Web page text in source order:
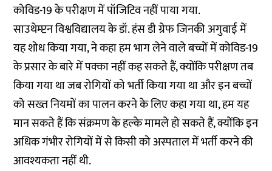
कोविड-19 के परीक्षण में पॉजिटिव नहीं पाया गया.
साउथेम्प्टन विश्वविद्यालय के डॉ. हंस डी ग्रेफ जिनकी अगुवाई में
यह शोध किया गया, ने कहा हम भाग लेने वाले बच्चों में कोविड-19
के प्रसार के बारे में पक्का नहीं कह सकते हैं, क्योंकि परीक्षण तब
किया गया था जब रोगियों को भर्ती किया गया था और इन बच्चों
को सख्त नियमों का पालन करने के लिए कहा गया था, हम यह
मान सकते हैं कि संक्रमण के हल्के मामले हो सकते हैं, क्योंकि इन
अधिक गंभीर रोगियों में से किसी को अस्पताल में भर्ती करने की
आवश्यकता नहीं थी.